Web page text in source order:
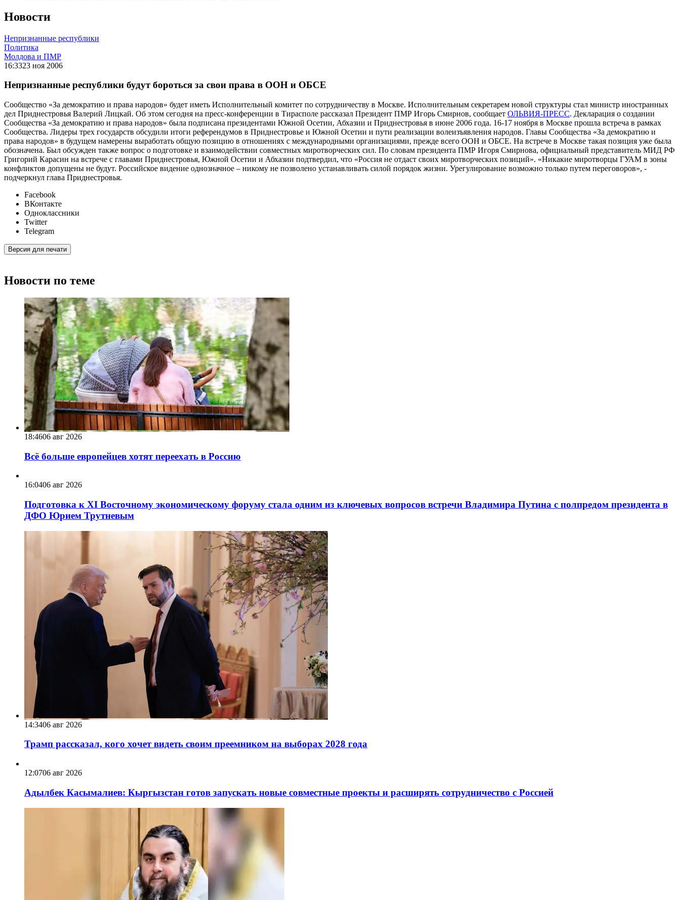
Новости
Непризнанные республики
Политика
Молдова и ПМР
16:3323 ноя 2006
Непризнанные республики будут бороться за свои права в ООН и ОБСЕ
Сообщество «За демократию и права народов» будет иметь Исполнительный комитет по сотрудничеству в Москве. Исполнительным секретарем новой структуры стал министр иностранных
дел Приднестровья Валерий Лицкай. Об этом сегодня на пресс-конференции в Тирасполе рассказал Президент ПМР Игорь Смирнов, сообщает ОЛЬВИЯ-ПРЕСС. Декларация о создании
Сообщества «За демократию и права народов» была подписана президентами Южной Осетии, Абхазии и Приднестровья в июне 2006 года. 16-17 ноября в Москве прошла встреча в рамках
Сообщества. Лидеры трех государств обсудили итоги референдумов в Приднестровье и Южной Осетии и пути реализации волеизъявления народов. Главы Сообщества «За демократию и
права народов» в будущем намерены выработать общую позицию в отношениях с международными организациями, прежде всего ООН и ОБСЕ. На встрече в Москве такая позиция уже была
обозначена. Был обсужден также вопрос о подготовке и взаимодействии совместных миротворческих сил. По словам президента ПМР Игоря Смирнова, официальный представитель МИД РФ
Григорий Карасин на встрече с главами Приднестровья, Южной Осетии и Абхазии подтвердил, что «Россия не отдаст своих миротворческих позиций». «Никакие миротворцы ГУАМ в зоны
конфликтов допущены не будут. Российское видение однозначное – никому не позволено устанавливать силой порядок жизни. Урегулирование возможно только путем переговоров», -
подчеркнул глава Приднестровья.
Facebook
ВКонтакте
Одноклассники
Twitter
Telegram
Версия для печати
Новости по теме
18:4606 авг 2026
Всё больше европейцев хотят переехать в Россию
16:0406 авг 2026
Подготовка к XI Восточному экономическому форуму стала одним из ключевых вопросов встречи Владимира Путина с полпредом президента в
ДФО Юрием Трутневым
14:3406 авг 2026
Трамп рассказал, кого хочет видеть своим преемником на выборах 2028 года
12:0706 авг 2026
Адылбек Касымалиев: Кыргызстан готов запускать новые совместные проекты и расширять сотрудничество с Россией